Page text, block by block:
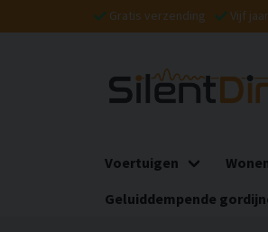
Gratis verzending Vijf
Voertuigen
Geluiddempende